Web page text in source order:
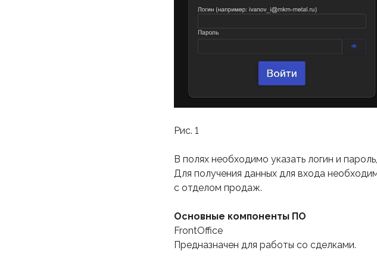
Рис. 1
В полях необходимо указать логин и
Для получения данных для входа
с отделом продаж.
Основные компоненты ПО
FrontOffice
Предназначен для работы со сделками.